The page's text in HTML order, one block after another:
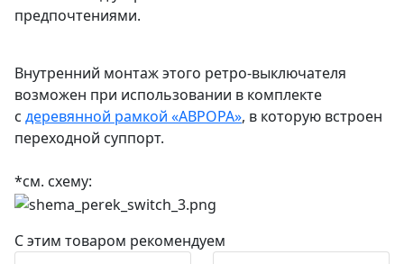
предпочтениями.
Внутренний монтаж этого ретро-выключателя
возможен при использовании в комплекте
с деревянной рамкой «АВРОРА», в которую встроен
переходной суппорт.
*см. схему:
С этим товаром рекомендуем